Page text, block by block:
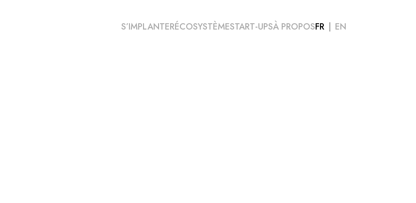
S’IMPLANTERÉCOSYSTÈMESTART-UPSÀ PROPOSFR EN